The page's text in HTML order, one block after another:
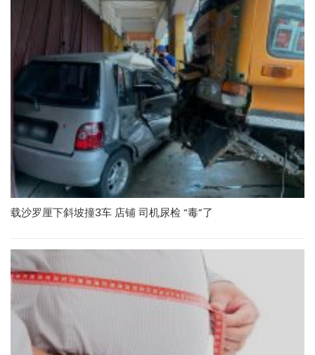
载沙罗厘下斜坡撞3车 店铺 司机尿检 “毒”了